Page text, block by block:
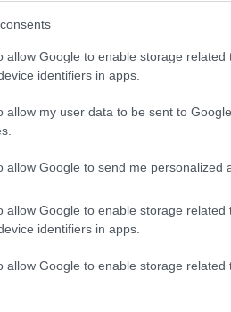
allow Google to enable storage
identifiers in apps.
allow my user data to be sent to
allow Google to send me personalized
allow Google to enable storage related
identifiers in apps.
allow Google to enable storage
abbiamo capito che ci
che purtroppo ci sono
e nel finale abbiamo